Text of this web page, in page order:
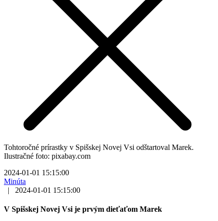
Tohtoročné prírastky v Spišskej Novej Vsi odštartoval Marek.
Ilustračné foto: pixabay.com
2024-01-01 15:15:00
Minúta
|
2024-01-01 15:15:00
V Spišskej Novej Vsi je prvým dieťaťom Marek